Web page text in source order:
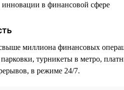
миллиона финансовых
турникеты в метро,
в режиме 24/7.